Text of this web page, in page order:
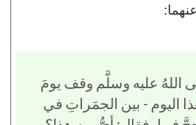
اللهُ عليه وسلَّم وقف يومَ
اليوم - بين الجمَراتِ في